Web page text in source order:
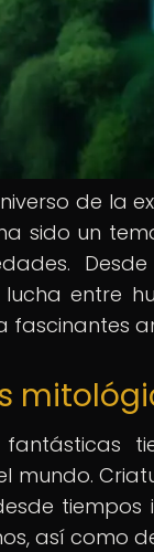
de la
sido un
entre
fantásticas
mundo.
tiempos
así como